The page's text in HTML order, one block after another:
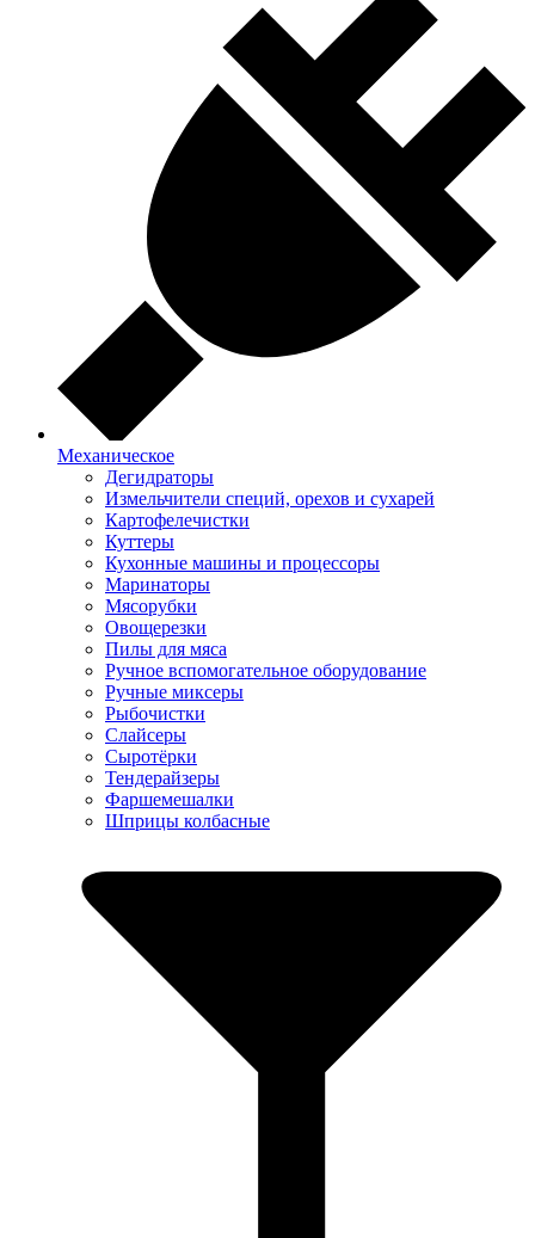
Механическое
Дегидраторы
Измельчители специй, орехов и сухарей
Картофелечистки
Куттеры
Кухонные машины и процессоры
Маринаторы
Мясорубки
Овощерезки
Пилы для мяса
Ручное вспомогательное оборудование
Ручные миксеры
Рыбочистки
Слайсеры
Сыротёрки
Тендерайзеры
Фаршемешалки
Шприцы колбасные